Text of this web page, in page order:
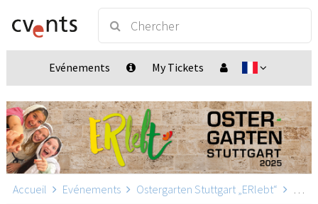
Evénements My Tickets
Accueil Evénements Ostergarten Stuttgart „ERlebt“